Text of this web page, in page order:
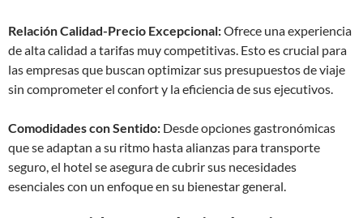
Relación Calidad-Precio Excepcional:Ofrece una experiencia
de alta calidad a tarifas muy competitivas. Esto es crucial para
las empresas que buscan optimizar sus presupuestos de viaje
sin comprometer el confort y la eficiencia de sus ejecutivos.
Comodidades con Sentido: Desde opciones gastronómicas
que se adaptan a su ritmo hasta alianzas para transporte
seguro, el hotel se asegura de cubrir sus necesidades
esenciales con un enfoque en su bienestar general.